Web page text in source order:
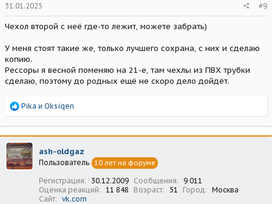
31.01.2025 #9
Чехол второй с неё где-то лежит, можете забрать)
У меня стоят такие же, только лучшего сохрана, с них и сделаю
копию.
Рессоры я весной поменяю на 21-е, там чехлы из ПВХ трубки
сделаю, поэтому до родных ещё не скоро дело дойдёт.
Р
а
к
ц
и
и
Pika и Oksiqen
ash-oldgaz
Пользователь 10 лет на форуме
Регистрация 30.12.2009 Сообщения
9 011
Оценка реакций
11 848 Возраст 51 Город
Москва
Сайт
vk.com